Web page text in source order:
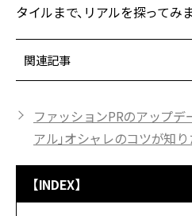
タイルまで、リアルを探ってみ
関連記事
ファッションPRのアップデ
アル」オシャレのコツが知り
【INDEX】